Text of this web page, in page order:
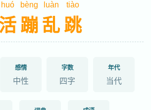
huó bèng luàn tiào
蹦乱跳
感情
中性
字数
四字
年代
当代